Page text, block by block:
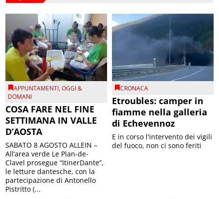
APPUNTAMENTI,OGGI &
DOMANI
COSA FARE NEL FINE
SETTIMANA IN VALLE
D’AOSTA
SABATO 8 AGOSTO ALLEIN –
All’area verde Le Plan-de-
Clavel prosegue “ItinerDante”,
le letture dantesche, con la
partecipazione di Antonello
Pistritto (...
CRONACA
Etroubles: camper in
fiamme nella galleria
di Echevennoz
E in corso l'intervento dei vigili
del fuoco, non ci sono feriti